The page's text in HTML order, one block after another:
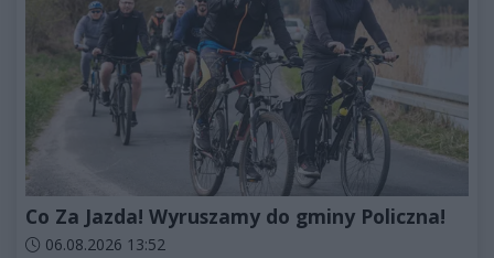
Co Za Jazda! Wyruszamy do gminy Policzna!
Data dodania artykułu:
06.08.2026 13:52